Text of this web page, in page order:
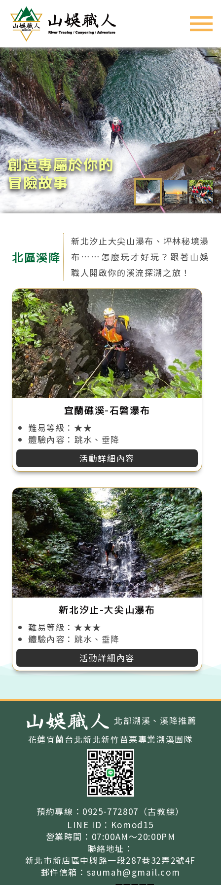
創造專屬於你的
冒險故事
北區溪降
新北汐止大尖山瀑布、坪林秘境瀑
布……怎麼玩才好玩？跟著山娛
職人開啟你的溪流探溯之旅！
宜蘭礁溪-石磐瀑布
難易等級：★★
體驗內容：跳水、垂降
活動詳細內容
新北汐止-大尖山瀑布
難易等級：★★★
體驗內容：跳水、垂降
活動詳細內容
北部溯溪、溪降推薦
花蓮宜蘭台北新北新竹苗栗專業溯溪團隊
預約專線： 0925-772807（古教練）
LINE ID： Komod15
營業時間： 07:00AM～20:00PM
聯絡地址：
新北市新店區中興路一段287巷32弄2號4F
郵件信箱： saumah@gmail.com